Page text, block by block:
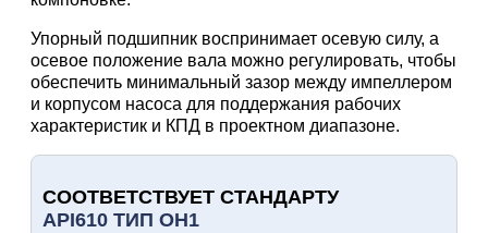
Упорный подшипник воспринимает осевую силу, а
осевое положение вала можно регулировать, чтобы
обеспечить минимальный зазор между импеллером
и корпусом насоса для поддержания рабочих
характеристик и КПД в проектном диапазоне.
СООТВЕТСТВУЕТ СТАНДАРТУ
API610 ТИП OH1